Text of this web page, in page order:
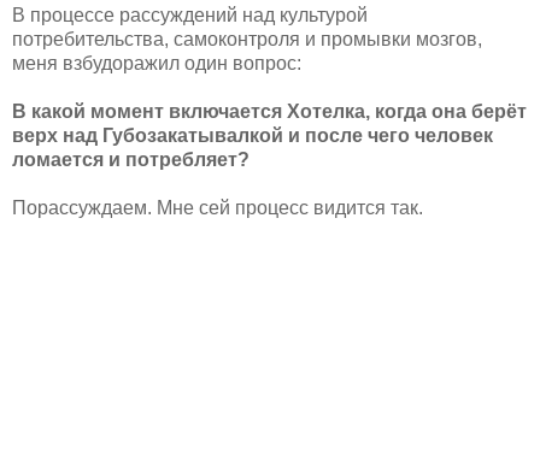
В процессе рассуждений над культурой
потребительства, самоконтроля и промывки мозгов,
меня взбудоражил один вопрос:
В какой момент включается Хотелка, когда она берёт
верх над Губозакатывалкой и после чего человек
ломается и потребляет?
Порассуждаем. Мне сей процесс видится так.